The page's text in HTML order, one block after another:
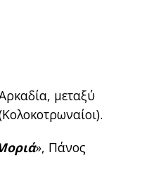
μεταξύ
», Πάνος